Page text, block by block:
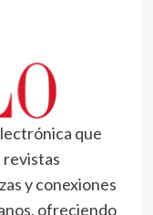
que
revistas
y conexiones
ofreciendo